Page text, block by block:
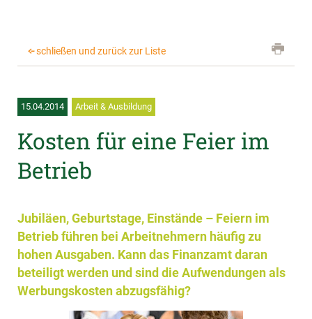
schließen und zurück zur Liste
15.04.2014 Arbeit & Ausbildung
Kosten für eine Feier im
Betrieb
Jubiläen, Geburtstage, Einstände – Feiern im
Betrieb führen bei Arbeitnehmern häufig zu
hohen Ausgaben. Kann das Finanzamt daran
beteiligt werden und sind die Aufwendungen als
Werbungskosten abzugsfähig?